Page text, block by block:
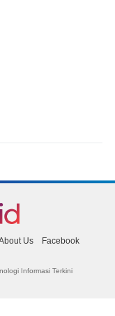
Us
Facebook
Informasi Terkini